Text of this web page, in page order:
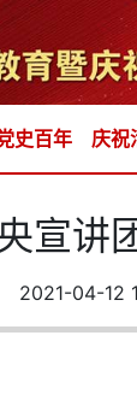
史百年 庆祝
宣讲
2021-04-12